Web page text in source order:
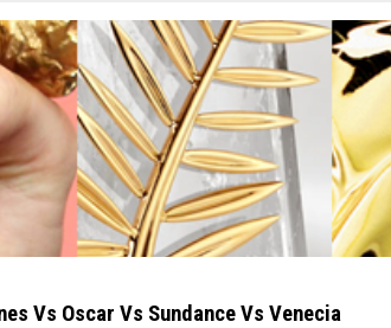
Vs Oscar Vs Sundance Vs Venecia